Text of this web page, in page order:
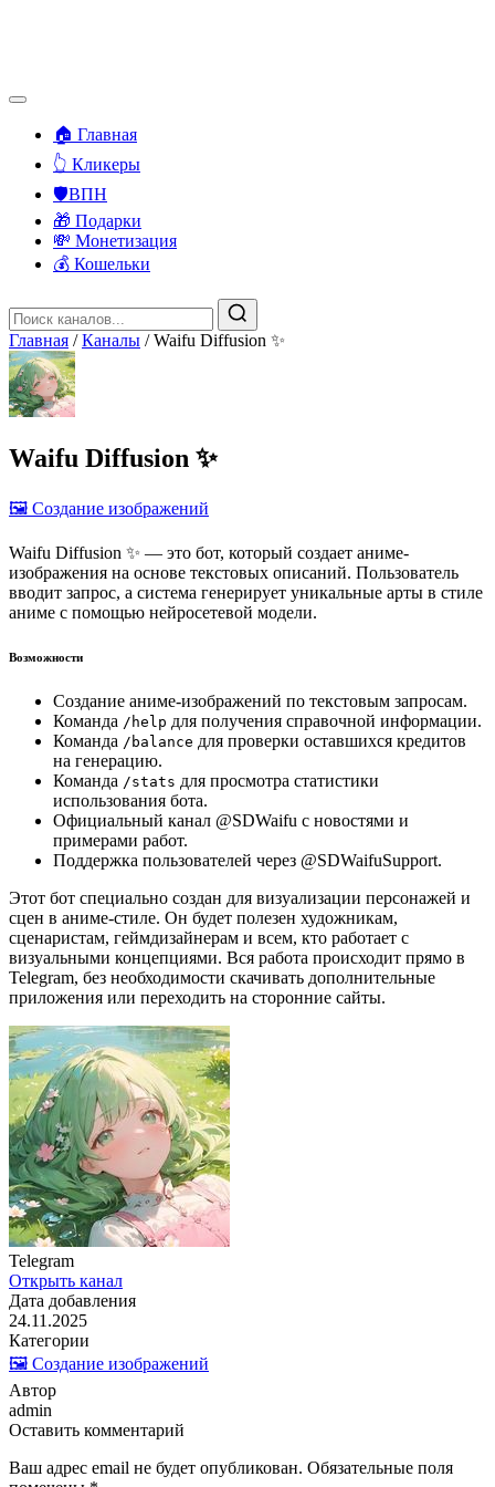
🏠 Главная
👆 Кликеры
🛡️ВПН
🎁 Подарки
💸 Монетизация
💰 Кошельки
Главная / Каналы / Waifu Diffusion ✨
Waifu Diffusion ✨
🖼️ Создание изображений
Waifu Diffusion ✨ — это бот, который создает аниме-
изображения на основе текстовых описаний. Пользователь
вводит запрос, а система генерирует уникальные арты в стиле
аниме с помощью нейросетевой модели.
Возможности
Создание аниме-изображений по текстовым запросам.
Команда /help для получения справочной информации.
Команда /balance для проверки оставшихся кредитов
на генерацию.
Команда /stats для просмотра статистики
использования бота.
Официальный канал @SDWaifu с новостями и
примерами работ.
Поддержка пользователей через @SDWaifuSupport.
Этот бот специально создан для визуализации персонажей и
сцен в аниме-стиле. Он будет полезен художникам,
сценаристам, геймдизайнерам и всем, кто работает с
визуальными концепциями. Вся работа происходит прямо в
Telegram, без необходимости скачивать дополнительные
приложения или переходить на сторонние сайты.
Telegram
Открыть канал
Дата добавления
24.11.2025
Категории
🖼️ Создание изображений
Автор
admin
Оставить комментарий
Ваш адрес email не будет опубликован. Обязательные поля